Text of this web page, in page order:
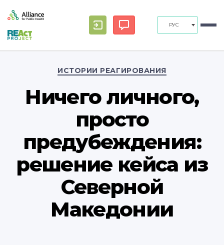
РУС
ИСТОРИИ РЕАГИРОВАНИЯ
Ничего личного,
просто
предубеждения:
решение кейса из
Северной
Македонии